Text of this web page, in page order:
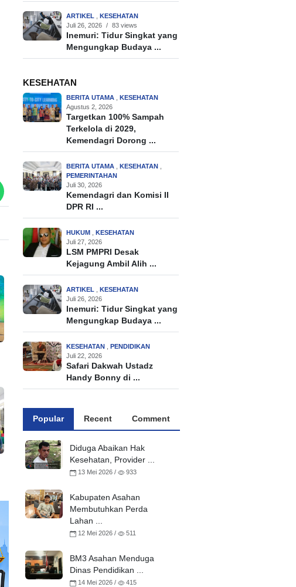
ARTIKEL , KESEHATAN
Juli 26, 2026
/ 83 views
Inemuri: Tidur Singkat yang
Mengungkap Budaya ...
KESEHATAN
BERITA UTAMA , KESEHATAN
Agustus 2, 2026
Targetkan 100% Sampah
Terkelola di 2029,
Kemendagri Dorong ...
BERITA UTAMA , KESEHATAN ,
PEMERINTAHAN
Juli 30, 2026
Kemendagri dan Komisi II
DPR RI ...
HUKUM , KESEHATAN
Juli 27, 2026
LSM PMPRI Desak
Kejagung Ambil Alih ...
ARTIKEL , KESEHATAN
Juli 26, 2026
Inemuri: Tidur Singkat yang
Mengungkap Budaya ...
KESEHATAN , PENDIDIKAN
Juli 22, 2026
Safari Dakwah Ustadz
Handy Bonny di ...
Popular Recent Comment
Diduga Abaikan Hak
Kesehatan, Provider ...
13 Mei 2026 / 933
Kabupaten Asahan
Membutuhkan Perda
Lahan ...
12 Mei 2026 / 511
BM3 Asahan Menduga
Dinas Pendidikan ...
14 Mei 2026 / 415